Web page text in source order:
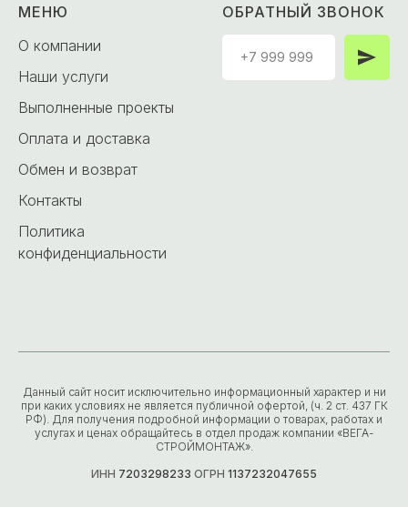
МЕНЮ
О компании
Наши услуги
Выполненные проекты
Оплата и доставка
Обмен и возврат
Контакты
Политика
конфиденциальности
ОБРАТНЫЙ ЗВОНОК
Данный сайт носит исключительно информационный характер и ни
при каких условиях не является публичной офертой, (ч. 2 ст. 437 ГК
РФ). Для получения подробной информации о товарах, работах и
услугах и ценах обращайтесь в отдел продаж компании «ВЕГА-
СТРОЙМОНТАЖ».
ИНН 7203298233 ОГРН 1137232047655